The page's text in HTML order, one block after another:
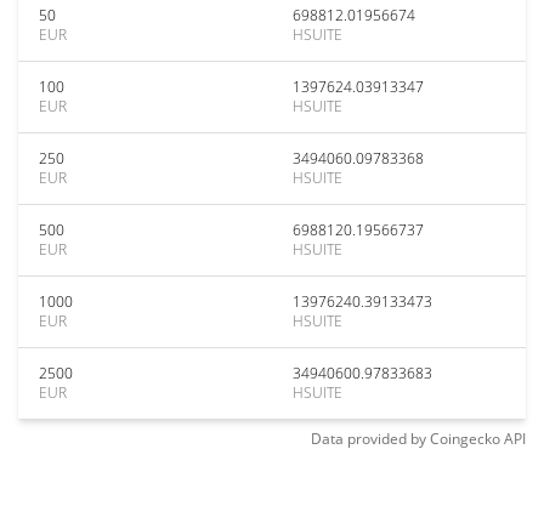
50
EUR
698812.01956674
HSUITE
100
EUR
1397624.03913347
HSUITE
250
EUR
3494060.09783368
HSUITE
500
EUR
6988120.19566737
HSUITE
1000
EUR
13976240.39133473
HSUITE
2500
EUR
34940600.97833683
HSUITE
Data provided byCoingeckoAPI